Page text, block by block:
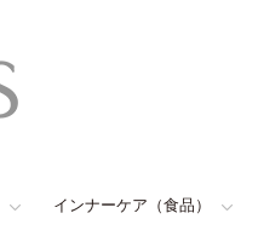
インナーケア（食品）